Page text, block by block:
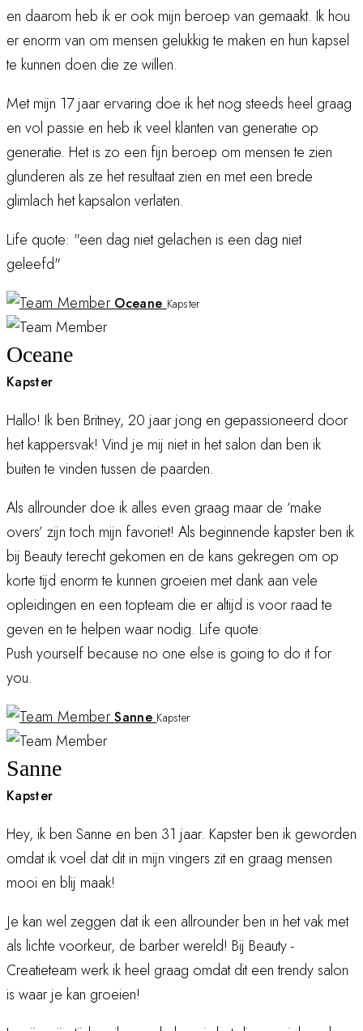
en daarom heb ik er ook mijn beroep van gemaakt. Ik hou
er enorm van om mensen gelukkig te maken en hun kapsel
te kunnen doen die ze willen.
Met mijn 17 jaar ervaring doe ik het nog steeds heel graag
en vol passie en heb ik veel klanten van generatie op
generatie. Het is zo een fijn beroep om mensen te zien
glunderen als ze het resultaat zien en met een brede
glimlach het kapsalon verlaten.
Life quote: "een dag niet gelachen is een dag niet
geleefd"
Oceane Kapster
Oceane
Kapster
Hallo! Ik ben Britney, 20 jaar jong en gepassioneerd door
het kappersvak! Vind je mij niet in het salon dan ben ik
buiten te vinden tussen de paarden.
Als allrounder doe ik alles even graag maar de ‘make
overs’ zijn toch mijn favoriet! Als beginnende kapster ben ik
bij Beauty terecht gekomen en de kans gekregen om op
korte tijd enorm te kunnen groeien met dank aan vele
opleidingen en een topteam die er altijd is voor raad te
geven en te helpen waar nodig. Life quote:
Push yourself because no one else is going to do it for
you.
Sanne Kapster
Sanne
Kapster
Hey, ik ben Sanne en ben 31 jaar. Kapster ben ik geworden
omdat ik voel dat dit in mijn vingers zit en graag mensen
mooi en blij maak!
Je kan wel zeggen dat ik een allrounder ben in het vak met
als lichte voorkeur, de barber wereld! Bij Beauty -
Creatieteam werk ik heel graag omdat dit een trendy salon
is waar je kan groeien!